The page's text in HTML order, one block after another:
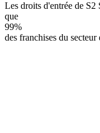
Les droits d'entrée de
que
99%
des franchises du